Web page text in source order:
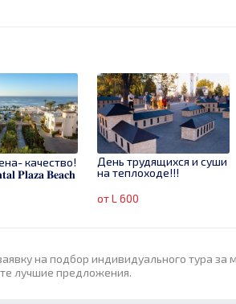
качество!
𝐏𝐥𝐚𝐳𝐚 𝐁𝐞𝐚𝐜𝐡
День трудящихся и суши
на теплоходе!!!
от L 600
на подбор индивидуального тура за
лучшие предложения.